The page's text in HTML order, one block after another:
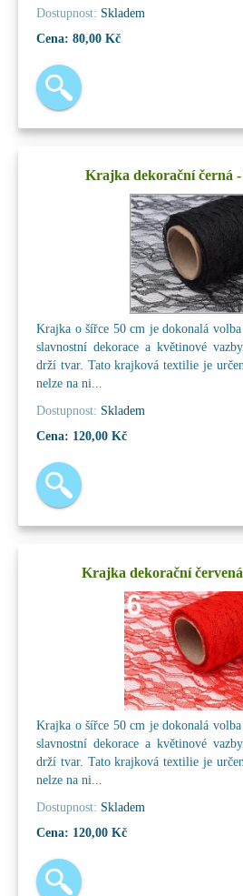
Dostupnost: Skladem
Cena: 80,00 Kč
Krajka dekorační černá -
Krajka o šířce 50 cm je dokonalá
slavnostní dekorace a květinové
drží tvar. Tato krajková textilie je
nelze na ni...
Dostupnost: Skladem
Cena: 120,00 Kč
Krajka dekorační
Krajka o šířce 50 cm je dokonalá
slavnostní dekorace a květinové
drží tvar. Tato krajková textilie je
nelze na ni...
Dostupnost: Skladem
Cena: 120,00 Kč